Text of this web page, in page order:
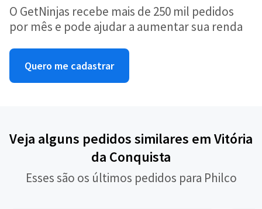
O GetNinjas recebe mais de 250 mil pedidos
por mês e pode ajudar a aumentar sua renda
Quero me cadastrar
Veja alguns pedidos similares em Vitória
da Conquista
Esses são os últimos pedidos para Philco